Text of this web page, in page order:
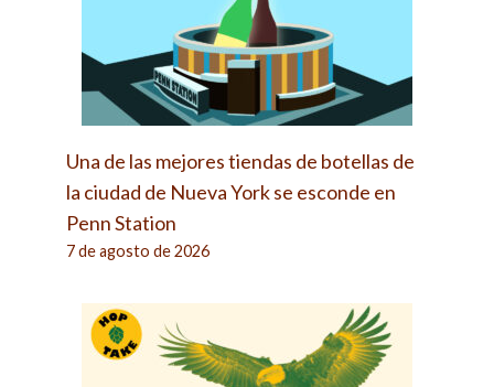
Una de las mejores tiendas de botellas de
la ciudad de Nueva York se esconde en
Penn Station
7 de agosto de 2026